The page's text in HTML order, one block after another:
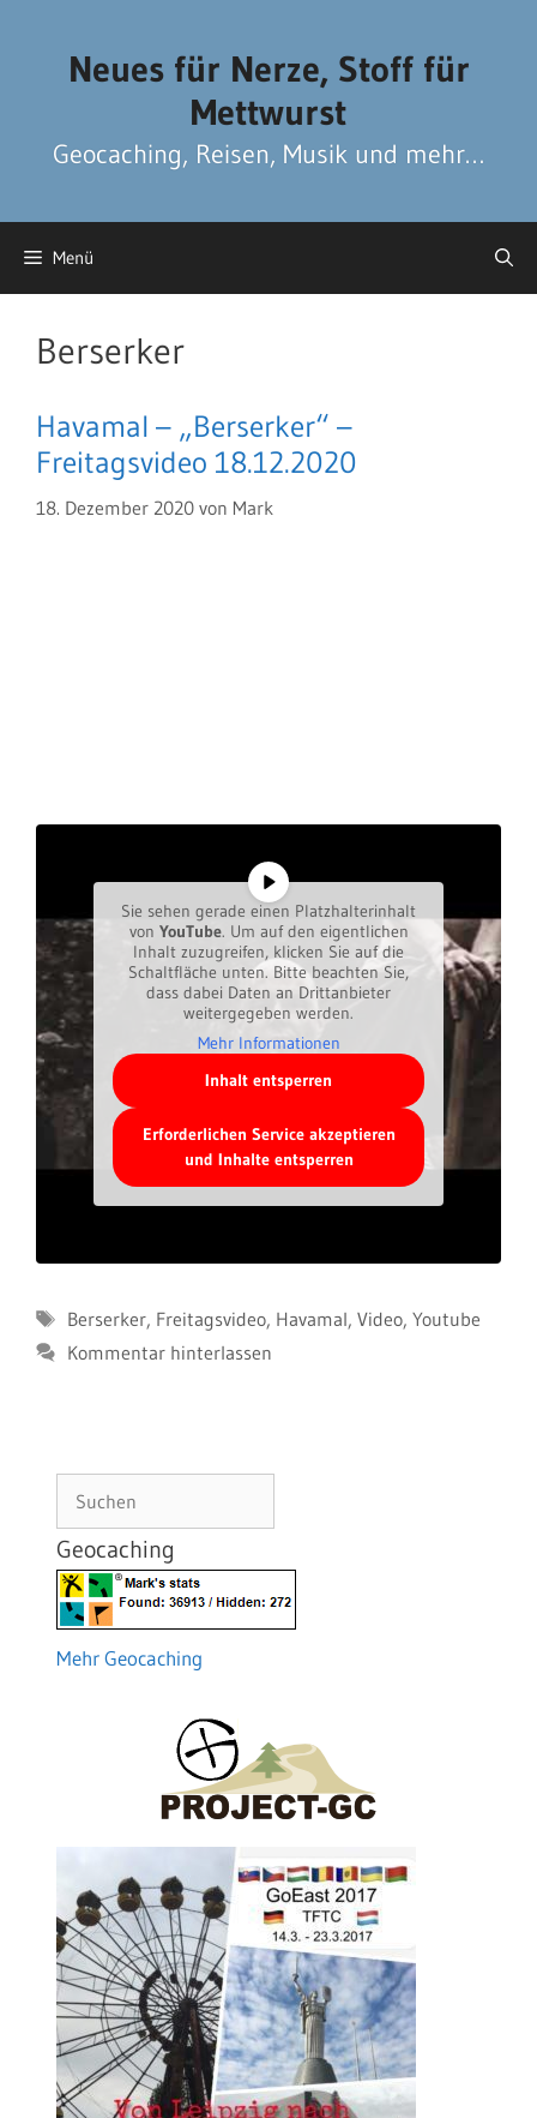
Neues für Nerze, Stoff für
Mettwurst
Geocaching, Reisen, Musik und mehr…
Menü
Berserker
Havamal – „Berserker“ –
Freitagsvideo 18.12.2020
18. Dezember 2020 von Mark
Sie sehen gerade einen Platzhalterinhalt
von YouTube. Um auf den eigentlichen
Inhalt zuzugreifen, klicken Sie auf die
Schaltfläche unten. Bitte beachten Sie,
dass dabei Daten an Drittanbieter
weitergegeben werden.
Mehr Informationen
Inhalt entsperren
Erforderlichen Service akzeptieren
und Inhalte entsperren
Schlagwörter
Berserker, Freitagsvideo, Havamal, Video, Youtube
Kommentar hinterlassen
Suchen
Geocaching
Mehr Geocaching